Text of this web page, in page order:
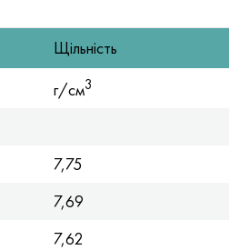
Щільність
г/см3
7,75
7,69
7,62